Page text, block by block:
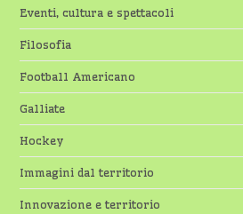
Eventi, cultura e spettacoli
Filosofia
Football Americano
Galliate
Hockey
Immagini dal territorio
Innovazione e territorio